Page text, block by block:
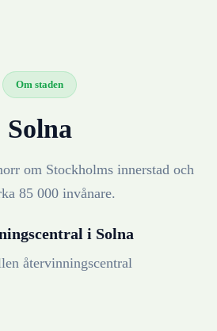
Om staden
Solna
om Stockholms innerstad och
85 000 invånare.
i Solna
återvinningscentral